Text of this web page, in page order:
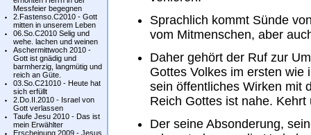
Messfeier begegnen
2.Fastenso.C2010 - Gott
mitten in unserem Leben
06.So.C2010 Selig und
wehe. lachen und weinen
Aschermittwoch 2010 -
Gott ist gnädig und
barmherzig, langmütig und
reich an Güte.
03.So.C21010 - Heute hat
sich erfüllt
2.Do.II.2010 - Israel von
Gott verlassen
Taufe Jesu 2010 - Das ist
mein Erwählter
Erscheinung 2009 - Jesus
Sprachlich kommt Sünde
vom Mitmenschen, aber
Daher gehört der Ruf zur
Gottes Volkes im ersten wie
sein öffentliches Wirken mit
Reich Gottes ist nahe.
Der seine Absonderung,